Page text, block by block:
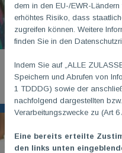
dem in den EU-/EWR-
erhöhtes Risiko, dass
zugreifen können. Weitere
finden Sie in den
Indem Sie auf „ALLE
Speichern und Abrufen von
1 TDDDG) sowie der
nachfolgend dargestellten
Verarbeitungszwecke zu (Art
Eine bereits erteilte
den links unten